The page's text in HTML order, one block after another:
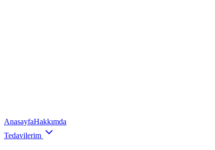
AnasayfaHakkımda
Tedavilerim